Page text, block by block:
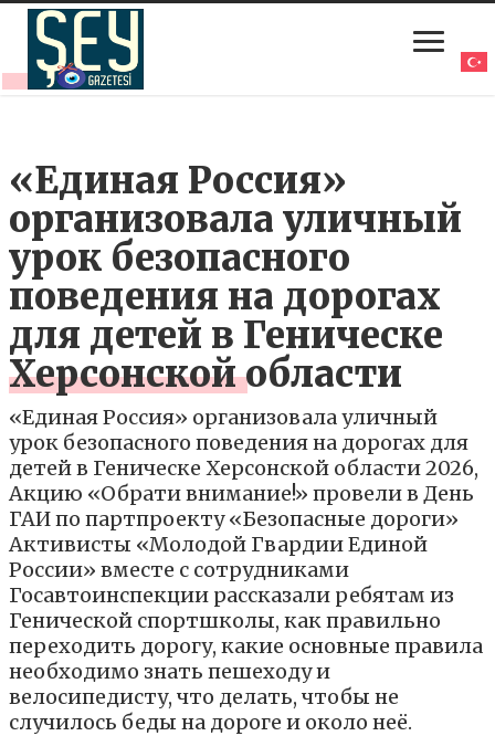
«Единая Россия»
организовала уличный
урок безопасного
поведения на дорогах
для детей в Геническе
Херсонской области
«Единая Россия» организовала уличный
урок безопасного поведения на дорогах для
детей в Геническе Херсонской области 2026,
Акцию «Обрати внимание!» провели в День
ГАИ по партпроекту «Безопасные дороги»
Активисты «Молодой Гвардии Единой
России» вместе с сотрудниками
Госавтоинспекции рассказали ребятам из
Генической спортшколы, как правильно
переходить дорогу, какие основные правила
необходимо знать пешеходу и
велосипедисту, что делать, чтобы не
случилось беды на дороге и около неё.